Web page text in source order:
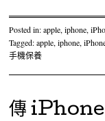
Posted in:apple,iphone,
Tagged:apple,iphone,
手機保養
傳 iPhone